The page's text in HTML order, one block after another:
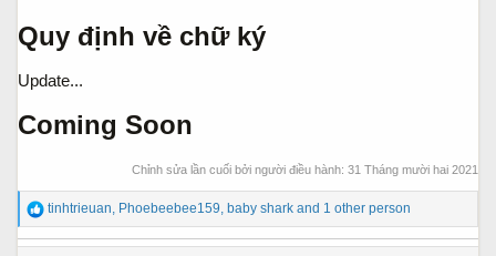
Quy định về chữ ký
Update...
Coming Soon​
Chỉnh sửa lần cuối bởi người điều hành: 31 Tháng mười hai 2021
R
e
a
tinhtrieuan, Phoebeebee159, baby shark and 1 other person